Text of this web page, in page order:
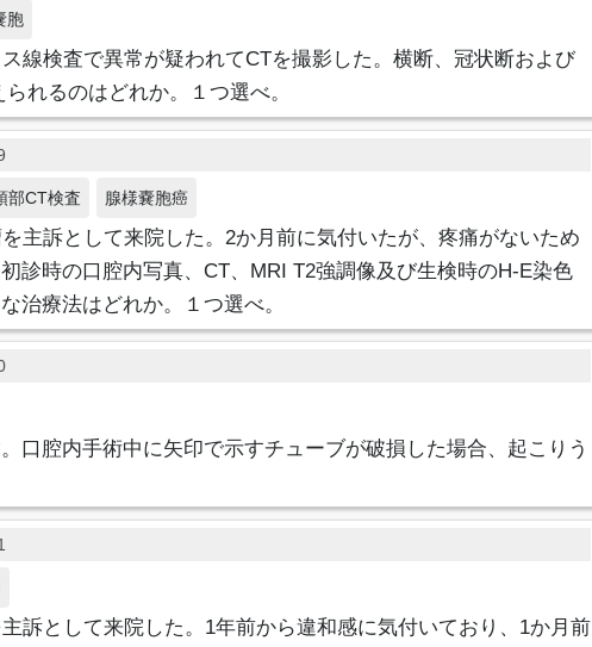
胞
線検査で異常が疑われてCTを撮影した。横断、冠状断および
れるのはどれか。１つ選べ。
部CT検査 腺様嚢胞癌
主訴として来院した。2か月前に気付いたが、疼痛がないため
診時の口腔内写真、CT、MRI T2強調像及び生検時のH-E染色
治療法はどれか。１つ選べ。
口腔内手術中に矢印で示すチューブが破損した場合、起こりう
訴として来院した。1年前から違和感に気付いており、1か月前